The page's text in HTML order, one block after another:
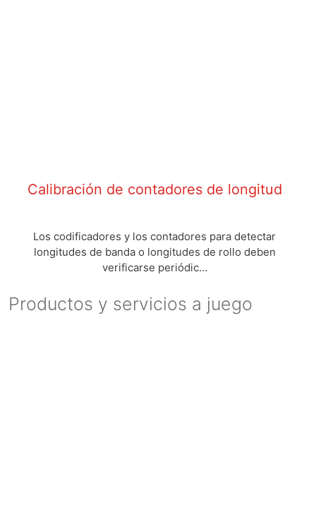
Calibración de contadores de longitud
Los codificadores y los contadores para detectar
longitudes de banda o longitudes de rollo deben
verificarse periódic...
Productos y servicios a juego